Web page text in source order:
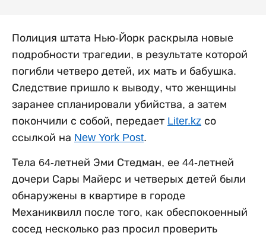
Полиция штата Нью-Йорк раскрыла новые
подробности трагедии, в результате которой
погибли четверо детей, их мать и бабушка.
Следствие пришло к выводу, что женщины
заранее спланировали убийства, а затем
покончили с собой, передает Liter.kz со
ссылкой на New York Post.
Тела 64-летней Эми Стедман, ее 44-летней
дочери Сары Майерс и четверых детей были
обнаружены в квартире в городе
Механиквилл после того, как обеспокоенный
сосед несколько раз просил проверить